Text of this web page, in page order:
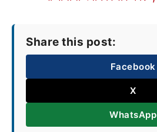
Share this post:
Facebook
X
WhatsApp